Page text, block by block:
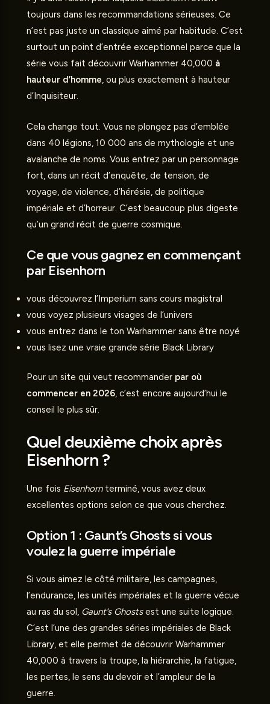
toujours dans les recommandations sérieuses. Ce
n’est pas juste un classique aimé par habitude. C’est
surtout un point d’entrée exceptionnel parce que la
série vous fait découvrir Warhammer 40,000 à
hauteur d’homme, ou plus exactement à hauteur
d’Inquisiteur.
Cela change tout. Vous ne plongez pas d’emblée
dans 40 légions, 10 000 ans de mythologie et une
avalanche de noms. Vous entrez par un personnage
fort, dans un récit d’enquête, de tension, de
voyage, de violence, d’hérésie, de politique
impériale et d’horreur. C’est beaucoup plus digeste
qu’un grand récit de guerre cosmique.
Ce que vous gagnez en commençant
par Eisenhorn
vous découvrez l’Imperium sans cours magistral
vous voyez plusieurs visages de l’univers
vous entrez dans le ton Warhammer sans être noyé
vous lisez une vraie grande série Black Library
Pour un site qui veut recommander par où
commencer en 2026, c’est encore aujourd’hui le
conseil le plus sûr.
Quel deuxième choix après
Eisenhorn ?
Une fois Eisenhornterminé, vous avez deux
excellentes options selon ce que vous cherchez.
Option 1 : Gaunt’s Ghosts si vous
voulez la guerre impériale
Si vous aimez le côté militaire, les campagnes,
l’endurance, les unités impériales et la guerre vécue
au ras du sol, Gaunt’s Ghostsest une suite logique.
C’est l’une des grandes séries impériales de Black
Library, et elle permet de découvrir Warhammer
40,000 à travers la troupe, la hiérarchie, la fatigue,
les pertes, le sens du devoir et l’ampleur de la
guerre.